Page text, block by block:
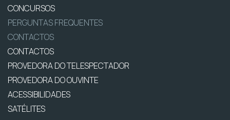
CONCURSOS
PERGUNTAS FREQUENTES
CONTACTOS
CONTACTOS
PROVEDORA DO TELESPECTADOR
PROVEDORA DO OUVINTE
ACESSIBILIDADES
SATÉLITES